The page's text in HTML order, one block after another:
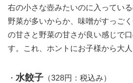
右の小さな壺みたいのに入っている
野菜が多いからか、味噌がすっご
の甘さと野菜の甘さが良い感じで
す。これ、ホントにお子様から大人
・ 水餃子 （328円：税込み）